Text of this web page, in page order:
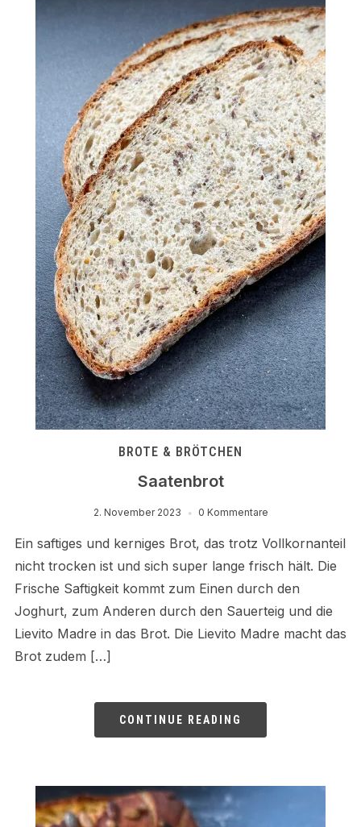
BROTE & BRÖTCHEN
Saatenbrot
2. November 2023 0 Kommentare
Ein saftiges und kerniges Brot, das trotz Vollkornanteil
nicht trocken ist und sich super lange frisch hält. Die
Frische Saftigkeit kommt zum Einen durch den
Joghurt, zum Anderen durch den Sauerteig und die
Lievito Madre in das Brot. Die Lievito Madre macht das
Brot zudem […]
CONTINUE READING